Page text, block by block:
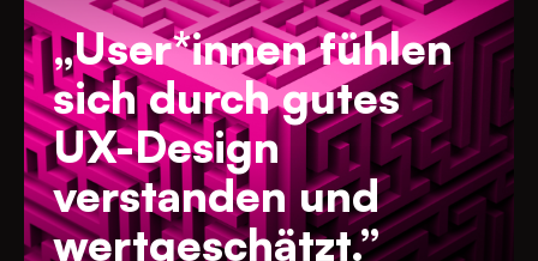
„User*innen fühlen
sich durch gutes
UX-Design
verstanden und
wertgeschätzt.”